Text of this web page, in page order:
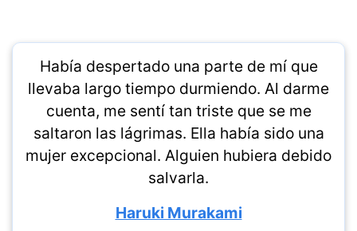
Había despertado una parte de mí que
llevaba largo tiempo durmiendo. Al darme
cuenta, me sentí tan triste que se me
saltaron las lágrimas. Ella había sido una
mujer excepcional. Alguien hubiera debido
salvarla.
Haruki Murakami